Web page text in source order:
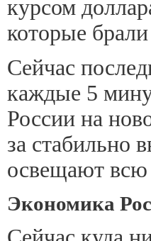
курсом
которые
Сейчас
каждые 5
России на
за стабильно
освещают
Экономика